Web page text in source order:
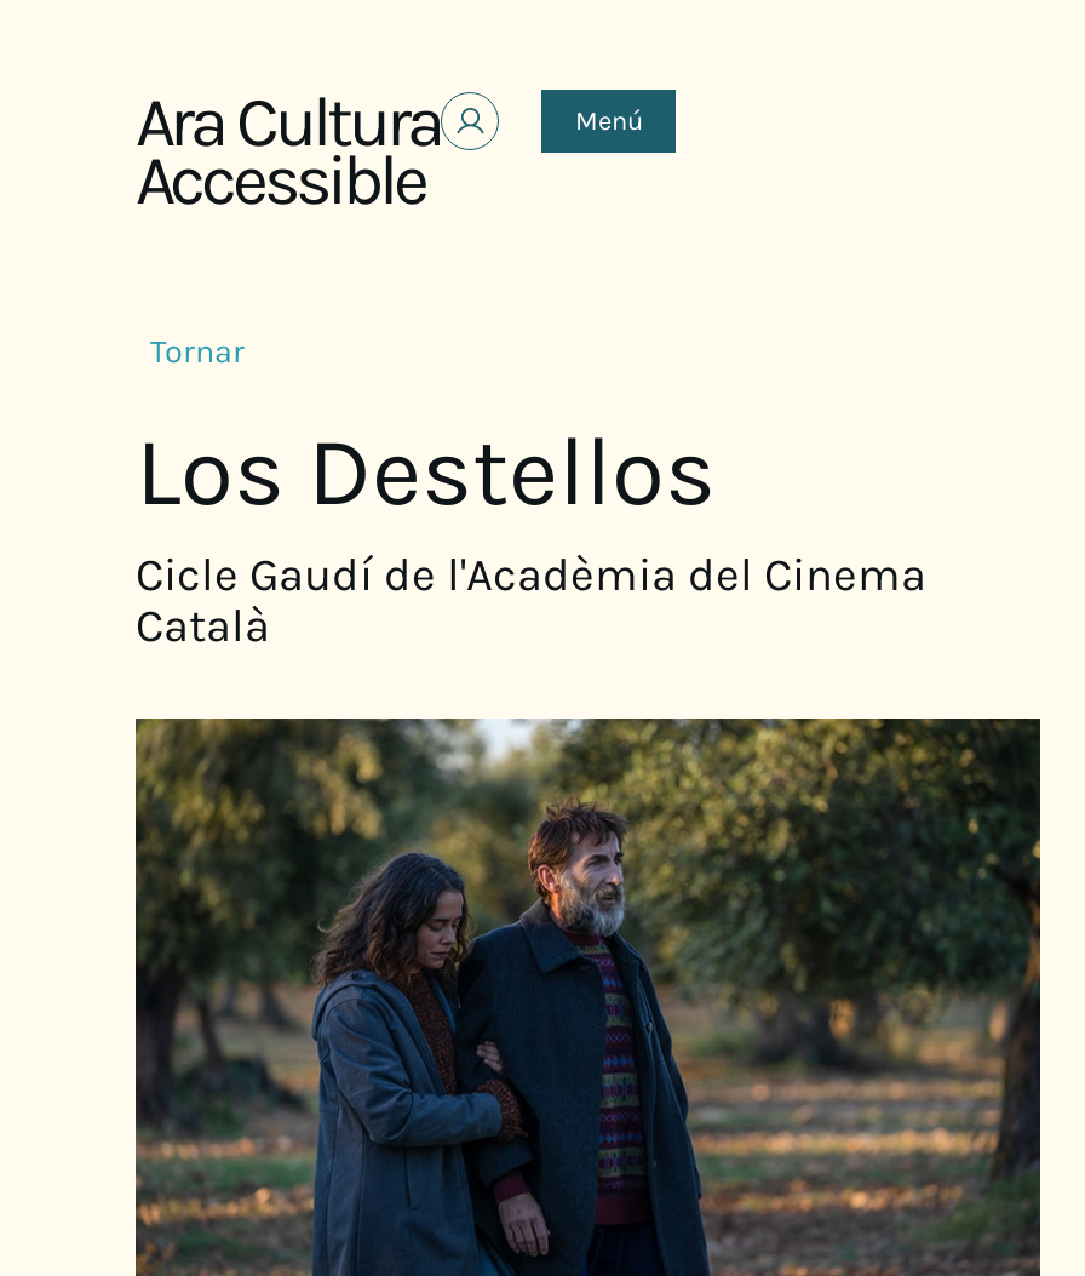
Ara Cultura
Accessible
Menú
Tornar
Los Destellos
Cicle Gaudí de l'Acadèmia del Cinema
Català